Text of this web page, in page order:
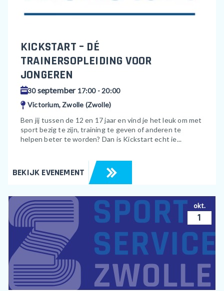
KICKSTART – DÉ
TRAINERSOPLEIDING VOOR
JONGEREN
30september17:00 - 20:00
Victorium, Zwolle (Zwolle)
Ben jij tussen de 12 en 17 jaar en vind je het leuk om met
sport bezig te zijn, training te geven of anderen te
helpen beter te worden? Dan is Kickstart echt ie...
BEKIJK EVENEMENT
okt.
1